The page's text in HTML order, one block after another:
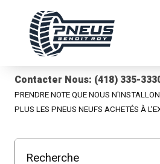
Contacter Nous: (418) 335-
PRENDRE NOTE QUE NOUS
PLUS LES PNEUS NEUFS ACHETÉS À
Recherche